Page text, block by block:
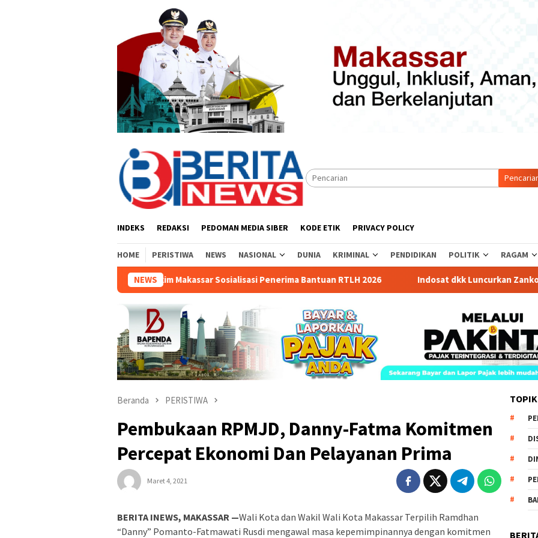
INDEKS REDAKSI PEDOMAN MEDIA SIBER KODE ETIK PRIVACY POLICY
HOME PERISTIWA NEWS NASIONAL DUNIA KRIMINAL PENDIDIKAN POLITIK RAGAM
NEWS
Disperkim Makassar Sosialisasi Penerima Bantuan RTLH 2026 Indosat dkk Luncurkan Zankore, Hub
Beranda PERISTIWA
Pembukaan RPMJD, Danny-Fatma Komitmen
Percepat Ekonomi Dan Pelayanan Prima
Maret 4, 2021
BERITA INEWS, MAKASSAR —Wali Kota dan Wakil Wali Kota Makassar Terpilih Ramdhan
“Danny” Pomanto-Fatmawati Rusdi mengawal masa kepemimpinannya dengan komitmen